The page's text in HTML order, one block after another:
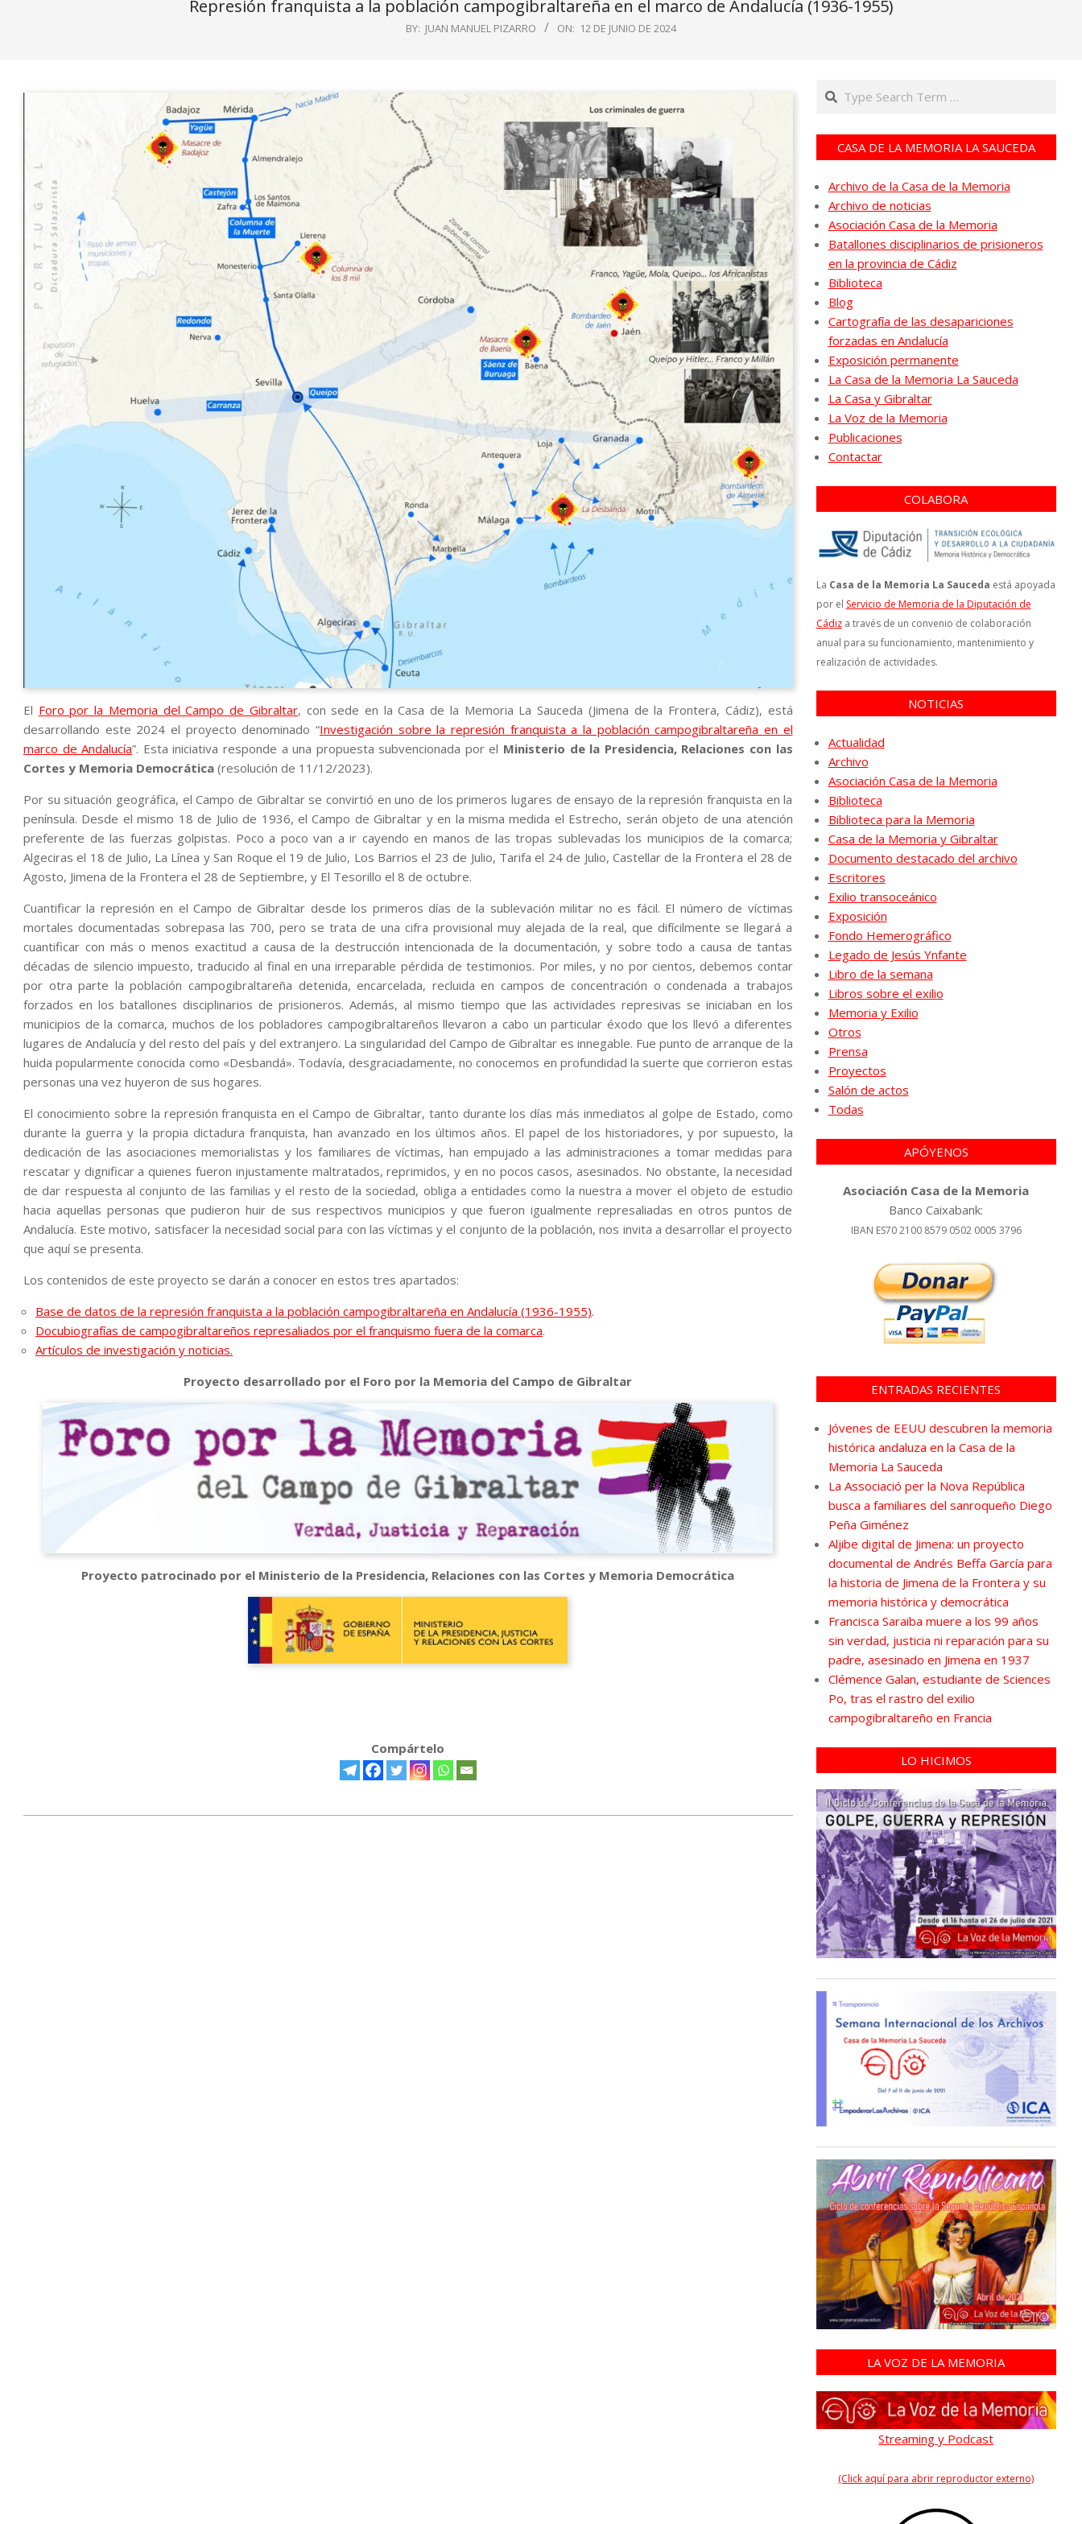
Represión franquista a la población campogibraltareña en el marco de Andalucía (1936-1955)
BY: JUAN MANUEL PIZARRO ON: 12 DE JUNIO DE 2024
El Foro por la Memoria del Campo de Gibraltar, con sede en la Casa de la Memoria La Sauceda (Jimena de la Frontera, Cádiz), está
desarrollando este 2024 el proyecto denominado “Investigación sobre la represión franquista a la población campogibraltareña en el
marco de Andalucía”. Esta iniciativa responde a una propuesta subvencionada por el Ministerio de la Presidencia, Relaciones con las
Cortes y Memoria Democrática (resolución de 11/12/2023).
Por su situación geográfica, el Campo de Gibraltar se convirtió en uno de los primeros lugares de ensayo de la represión franquista en la
península. Desde el mismo 18 de Julio de 1936, el Campo de Gibraltar y en la misma medida el Estrecho, serán objeto de una atención
preferente de las fuerzas golpistas. Poco a poco van a ir cayendo en manos de las tropas sublevadas los municipios de la comarca;
Algeciras el 18 de Julio, La Línea y San Roque el 19 de Julio, Los Barrios el 23 de Julio, Tarifa el 24 de Julio, Castellar de la Frontera el 28 de
Agosto, Jimena de la Frontera el 28 de Septiembre, y El Tesorillo el 8 de octubre.
Cuantificar la represión en el Campo de Gibraltar desde los primeros días de la sublevación militar no es fácil. El número de víctimas
mortales documentadas sobrepasa las 700, pero se trata de una cifra provisional muy alejada de la real, que difícilmente se llegará a
cuantificar con más o menos exactitud a causa de la destrucción intencionada de la documentación, y sobre todo a causa de tantas
décadas de silencio impuesto, traducido al final en una irreparable pérdida de testimonios. Por miles, y no por cientos, debemos contar
por otra parte la población campogibraltareña detenida, encarcelada, recluida en campos de concentración o condenada a trabajos
forzados en los batallones disciplinarios de prisioneros. Además, al mismo tiempo que las actividades represivas se iniciaban en los
municipios de la comarca, muchos de los pobladores campogibraltareños llevaron a cabo un particular éxodo que los llevó a diferentes
lugares de Andalucía y del resto del país y del extranjero. La singularidad del Campo de Gibraltar es innegable. Fue punto de arranque de la
huida popularmente conocida como «Desbandá». Todavía, desgraciadamente, no conocemos en profundidad la suerte que corrieron estas
personas una vez huyeron de sus hogares.
El conocimiento sobre la represión franquista en el Campo de Gibraltar, tanto durante los días más inmediatos al golpe de Estado, como
durante la guerra y la propia dictadura franquista, han avanzado en los últimos años. El papel de los historiadores, y por supuesto, la
dedicación de las asociaciones memorialistas y los familiares de víctimas, han empujado a las administraciones a tomar medidas para
rescatar y dignificar a quienes fueron injustamente maltratados, reprimidos, y en no pocos casos, asesinados. No obstante, la necesidad
de dar respuesta al conjunto de las familias y el resto de la sociedad, obliga a entidades como la nuestra a mover el objeto de estudio
hacia aquellas personas que pudieron huir de sus respectivos municipios y que fueron igualmente represaliadas en otros puntos de
Andalucía. Este motivo, satisfacer la necesidad social para con las víctimas y el conjunto de la población, nos invita a desarrollar el proyecto
que aquí se presenta.
Los contenidos de este proyecto se darán a conocer en estos tres apartados:
Base de datos de la represión franquista a la población campogibraltareña en Andalucía (1936-1955).
Docubiografías de campogibraltareños represaliados por el franquismo fuera de la comarca.
Artículos de investigación y noticias.
Proyecto desarrollado por el Foro por la Memoria del Campo de Gibraltar
Proyecto patrocinado por el Ministerio de la Presidencia, Relaciones con las Cortes y Memoria Democrática
Compártelo
Search
CASA DE LA MEMORIA LA SAUCEDA
Archivo de la Casa de la Memoria
Archivo de noticias
Asociación Casa de la Memoria
Batallones disciplinarios de prisioneros
en la provincia de Cádiz
Biblioteca
Blog
Cartografía de las desapariciones
forzadas en Andalucía
Exposición permanente
La Casa de la Memoria La Sauceda
La Casa y Gibraltar
La Voz de la Memoria
Publicaciones
Contactar
COLABORA
La Casa de la Memoria La Sauceda está apoyada
por el Servicio de Memoria de la Diputación de
Cádiza través de un convenio de colaboración
anual para su funcionamiento, mantenimiento y
realización de actividades.
NOTICIAS
Actualidad
Archivo
Asociación Casa de la Memoria
Biblioteca
Biblioteca para la Memoria
Casa de la Memoria y Gibraltar
Documento destacado del archivo
Escritores
Exilio transoceánico
Exposición
Fondo Hemerográfico
Legado de Jesús Ynfante
Libro de la semana
Libros sobre el exilio
Memoria y Exilio
Otros
Prensa
Proyectos
Salón de actos
Todas
APÓYENOS
Asociación Casa de la Memoria
Banco Caixabank:
IBAN ES70 2100 8579 0502 0005 3796
ENTRADAS RECIENTES
Jóvenes de EEUU descubren la memoria
histórica andaluza en la Casa de la
Memoria La Sauceda
La Associació per la Nova República
busca a familiares del sanroqueño Diego
Peña Giménez
Aljibe digital de Jimena: un proyecto
documental de Andrés Beffa García para
la historia de Jimena de la Frontera y su
memoria histórica y democrática
Francisca Saraiba muere a los 99 años
sin verdad, justicia ni reparación para su
padre, asesinado en Jimena en 1937
Clémence Galan, estudiante de Sciences
Po, tras el rastro del exilio
campogibraltareño en Francia
LO HICIMOS
LA VOZ DE LA MEMORIA
Streaming y Podcast
(Click aquí para abrir reproductor externo)